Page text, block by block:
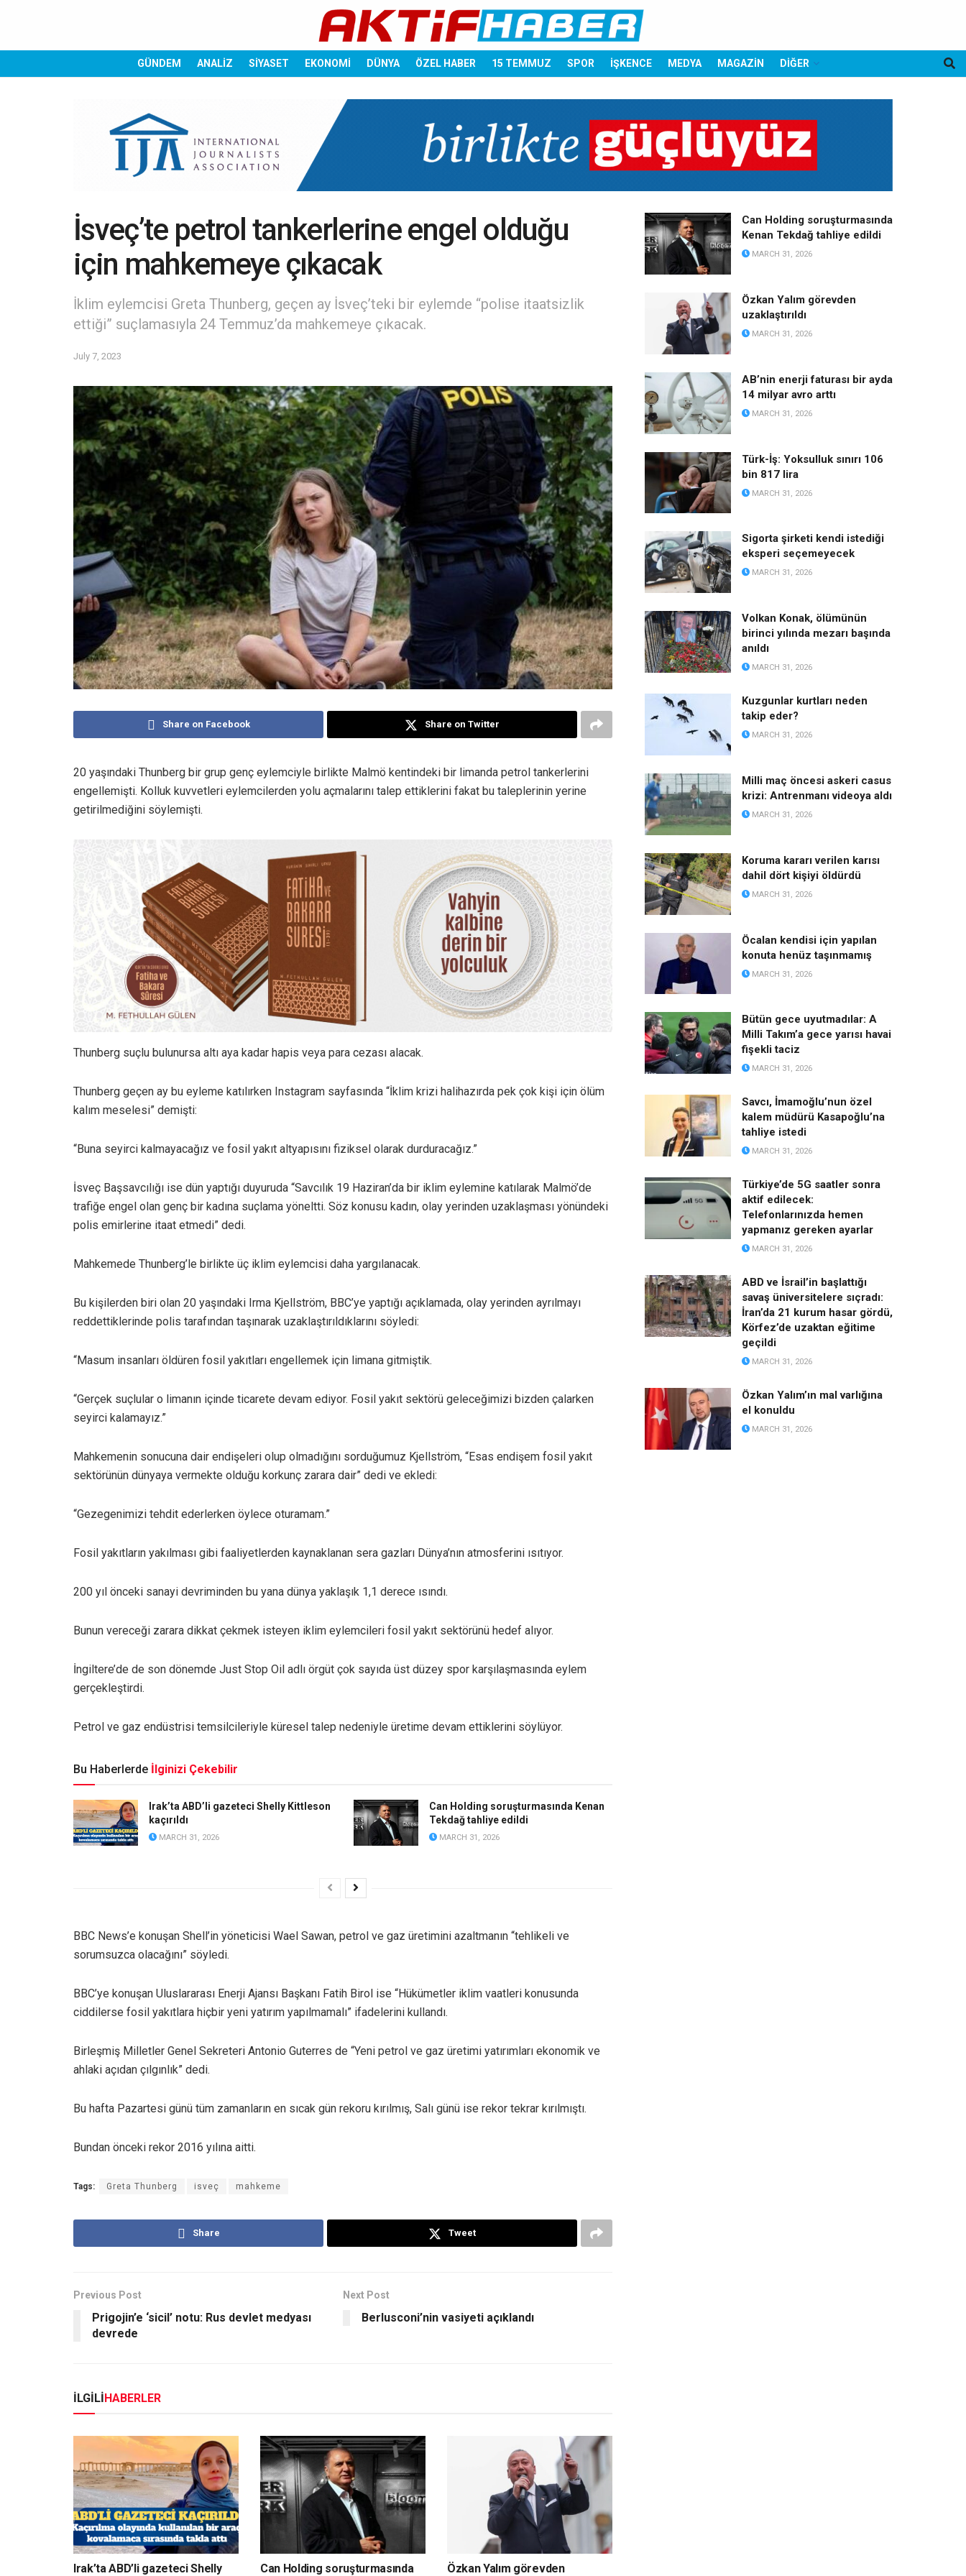
GÜNDEM ANALİZ SİYASET EKONOMİ DÜNYA ÖZEL HABER 15 TEMMUZ SPOR İŞKENCE MEDYA MAGAZİN DİĞER
İsveç’te petrol tankerlerine engel olduğu
için mahkemeye çıkacak
İklim eylemcisi Greta Thunberg, geçen ay İsveç’teki bir eylemde “polise itaatsizlik
ettiği” suçlamasıyla 24 Temmuz’da mahkemeye çıkacak.
July 7, 2023
Share on Facebook Share on Twitter
20 yaşındaki Thunberg bir grup genç eylemciyle birlikte Malmö kentindeki bir limanda petrol tankerlerini
engellemişti. Kolluk kuvvetleri eylemcilerden yolu açmalarını talep ettiklerini fakat bu taleplerinin yerine
getirilmediğini söylemişti.
Thunberg suçlu bulunursa altı aya kadar hapis veya para cezası alacak.
Thunberg geçen ay bu eyleme katılırken Instagram sayfasında “İklim krizi halihazırda pek çok kişi için ölüm
kalım meselesi” demişti:
“Buna seyirci kalmayacağız ve fosil yakıt altyapısını fiziksel olarak durduracağız.”
İsveç Başsavcılığı ise dün yaptığı duyuruda “Savcılık 19 Haziran’da bir iklim eylemine katılarak Malmö’de
trafiğe engel olan genç bir kadına suçlama yöneltti. Söz konusu kadın, olay yerinden uzaklaşması yönündeki
polis emirlerine itaat etmedi” dedi.
Mahkemede Thunberg’le birlikte üç iklim eylemcisi daha yargılanacak.
Bu kişilerden biri olan 20 yaşındaki Irma Kjellström, BBC’ye yaptığı açıklamada, olay yerinden ayrılmayı
reddettiklerinde polis tarafından taşınarak uzaklaştırıldıklarını söyledi:
“Masum insanları öldüren fosil yakıtları engellemek için limana gitmiştik.
“Gerçek suçlular o limanın içinde ticarete devam ediyor. Fosil yakıt sektörü geleceğimizi bizden çalarken
seyirci kalamayız.”
Mahkemenin sonucuna dair endişeleri olup olmadığını sorduğumuz Kjellström, “Esas endişem fosil yakıt
sektörünün dünyaya vermekte olduğu korkunç zarara dair” dedi ve ekledi:
“Gezegenimizi tehdit ederlerken öylece oturamam.”
Fosil yakıtların yakılması gibi faaliyetlerden kaynaklanan sera gazları Dünya’nın atmosferini ısıtıyor.
200 yıl önceki sanayi devriminden bu yana dünya yaklaşık 1,1 derece ısındı.
Bunun vereceği zarara dikkat çekmek isteyen iklim eylemcileri fosil yakıt sektörünü hedef alıyor.
İngiltere’de de son dönemde Just Stop Oil adlı örgüt çok sayıda üst düzey spor karşılaşmasında eylem
gerçekleştirdi.
Petrol ve gaz endüstrisi temsilcileriyle küresel talep nedeniyle üretime devam ettiklerini söylüyor.
Bu Haberlerde İlginizi Çekebilir
Irak’ta ABD’li gazeteci Shelly Kittleson
kaçırıldı
MARCH 31, 2026
Can Holding soruşturmasında Kenan
Tekdağ tahliye edildi
MARCH 31, 2026
BBC News’e konuşan Shell’in yöneticisi Wael Sawan, petrol ve gaz üretimini azaltmanın “tehlikeli ve
sorumsuzca olacağını” söyledi.
BBC’ye konuşan Uluslararası Enerji Ajansı Başkanı Fatih Birol ise “Hükümetler iklim vaatleri konusunda
ciddilerse fosil yakıtlara hiçbir yeni yatırım yapılmamalı” ifadelerini kullandı.
Birleşmiş Milletler Genel Sekreteri Antonio Guterres de “Yeni petrol ve gaz üretimi yatırımları ekonomik ve
ahlaki açıdan çılgınlık” dedi.
Bu hafta Pazartesi günü tüm zamanların en sıcak gün rekoru kırılmış, Salı günü ise rekor tekrar kırılmıştı.
Bundan önceki rekor 2016 yılına aitti.
Tags: Greta Thunberg isveç mahkeme
Share Tweet
Previous Post
Prigojin’e ‘sicil’ notu: Rus devlet medyası
devrede
Next Post
Berlusconi’nin vasiyeti açıklandı
İLGİLİHABERLER
Irak’ta ABD’li gazeteci Shelly Can Holding soruşturmasında Özkan Yalım görevden
Can Holding soruşturmasında
Kenan Tekdağ tahliye edildi
MARCH 31, 2026
Özkan Yalım görevden
uzaklaştırıldı
MARCH 31, 2026
AB’nin enerji faturası bir ayda
14 milyar avro arttı
MARCH 31, 2026
Türk-İş: Yoksulluk sınırı 106
bin 817 lira
MARCH 31, 2026
Sigorta şirketi kendi istediği
eksperi seçemeyecek
MARCH 31, 2026
Volkan Konak, ölümünün
birinci yılında mezarı başında
anıldı
MARCH 31, 2026
Kuzgunlar kurtları neden
takip eder?
MARCH 31, 2026
Milli maç öncesi askeri casus
krizi: Antrenmanı videoya aldı
MARCH 31, 2026
Koruma kararı verilen karısı
dahil dört kişiyi öldürdü
MARCH 31, 2026
Öcalan kendisi için yapılan
konuta henüz taşınmamış
MARCH 31, 2026
Bütün gece uyutmadılar: A
Milli Takım’a gece yarısı havai
fişekli taciz
MARCH 31, 2026
Savcı, İmamoğlu’nun özel
kalem müdürü Kasapoğlu’na
tahliye istedi
MARCH 31, 2026
Türkiye’de 5G saatler sonra
aktif edilecek:
Telefonlarınızda hemen
yapmanız gereken ayarlar
MARCH 31, 2026
ABD ve İsrail’in başlattığı
savaş üniversitelere sıçradı:
İran’da 21 kurum hasar gördü,
Körfez’de uzaktan eğitime
geçildi
MARCH 31, 2026
Özkan Yalım’ın mal varlığına
el konuldu
MARCH 31, 2026